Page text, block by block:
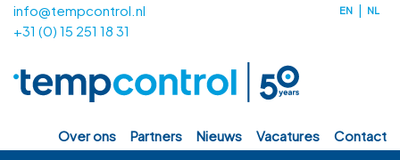
info@tempcontrol.nl
+31 (0) 15 251 18 31
EN NL
over ons partners nieuws vacatures contact